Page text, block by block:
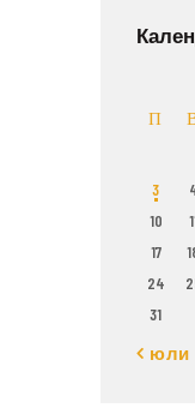
П
3
10
17
24
31
« юли